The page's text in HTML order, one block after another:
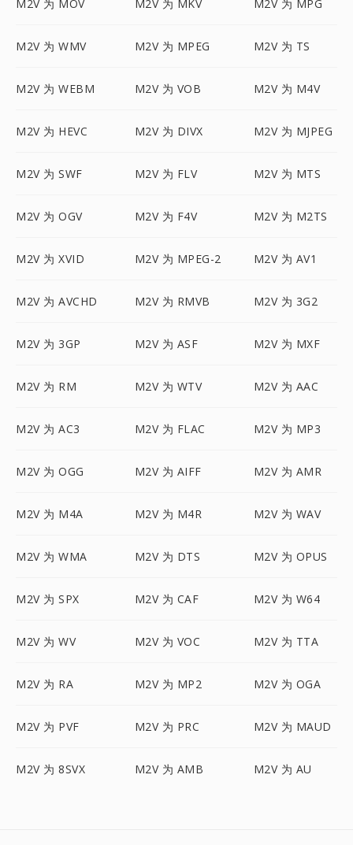
M2V 为 MOV M2V 为 MKV M2V 为 MPG
M2V 为 WMV M2V 为 MPEG M2V 为 TS
M2V 为 WEBM M2V 为 VOB M2V 为 M4V
M2V 为 HEVC M2V 为 DIVX M2V 为 MJPEG
M2V 为 SWF M2V 为 FLV M2V 为 MTS
M2V 为 OGV M2V 为 F4V M2V 为 M2TS
M2V 为 XVID M2V 为 MPEG-2 M2V 为 AV1
M2V 为 AVCHD M2V 为 RMVB M2V 为 3G2
M2V 为 3GP M2V 为 ASF M2V 为 MXF
M2V 为 RM M2V 为 WTV M2V 为 AAC
M2V 为 AC3 M2V 为 FLAC M2V 为 MP3
M2V 为 OGG M2V 为 AIFF M2V 为 AMR
M2V 为 M4A M2V 为 M4R M2V 为 WAV
M2V 为 WMA M2V 为 DTS M2V 为 OPUS
M2V 为 SPX M2V 为 CAF M2V 为 W64
M2V 为 WV M2V 为 VOC M2V 为 TTA
M2V 为 RA M2V 为 MP2 M2V 为 OGA
M2V 为 PVF M2V 为 PRC M2V 为 MAUD
M2V 为 8SVX M2V 为 AMB M2V 为 AU